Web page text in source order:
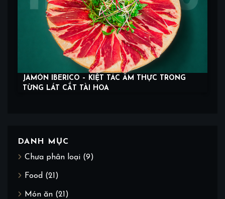
JAMÓN IBERICO – KIỆT TÁC ẨM THỰC TRONG
TỪNG LÁT CẮT TÀI HOA
DANH MỤC
Chưa phân loại (9)
Food (21)
Món ăn (21)